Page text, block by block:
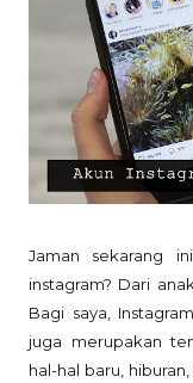
Jaman sekarang
instagram? Dari
Bagi saya,
juga merupakan
hal-hal baru,